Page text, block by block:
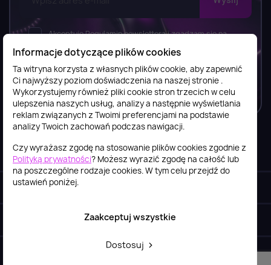
Akceptuję Regulamin newslettera i zgadzam się na
wysyłkę newslettera, w tym bezpłatnych materiałów,
informacji o usługach i produktach przez FilesShop Bartosz
Ostrowski zgodnie zRegulaminem newslettera.
Informacje 
Obsługa klienta
Informacje dotyczące plików cookies
Ta witryna korzysta z własnych plików cookie, aby zapewnić
Ci najwyższy poziom doświadczenia na naszej stronie .
Wykorzystujemy również pliki cookie stron trzecich w celu
ulepszenia naszych usług, analizy a następnie wyświetlania
reklam związanych z Twoimi preferencjami na podstawie
analizy Twoich zachowań podczas nawigacji.
Czy wyrażasz zgodę na stosowanie plików cookies zgodnie z
Polityką prywatności? Możesz wyrazić zgodę na całość lub
na poszczególne rodzaje cookies. W tym celu przejdź do
ustawień poniżej.
Dostosuj
Zaakceptuj wszystkie